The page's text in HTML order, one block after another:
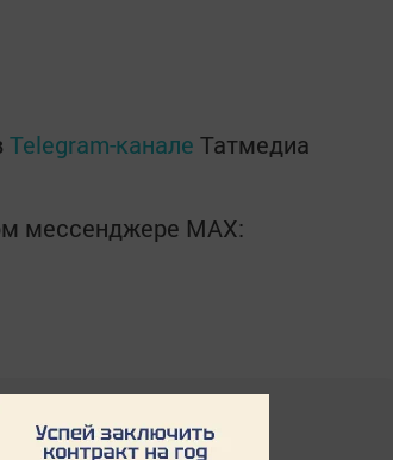
Telegram-канале Татмедиа
мессенджере MАХ: